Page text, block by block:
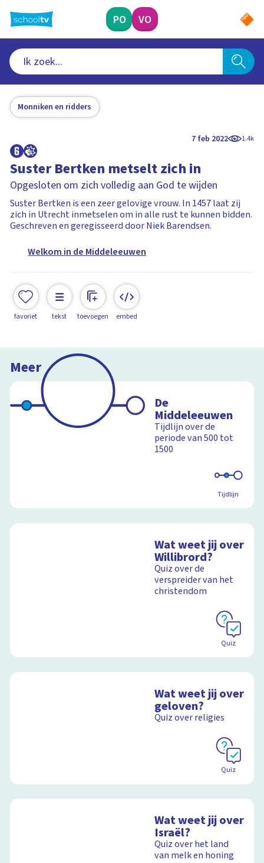
naar
hoofdinhoud
PO VO
Monniken en ridders
7 feb 2022 1.4k
Suster Bertken metselt zich in
Opgesloten om zich volledig aan God te wijden
Suster Bertken is een zeer gelovige vrouw. In 1457 laat zij
zich in Utrecht inmetselen om in alle rust te kunnen bidden.
Geschreven en geregisseerd door Niek Barendsen.
Welkom in de Middeleeuwen
favoriet tekst toevoegen embed
Meer
De
Middeleeuwen
Tijdlijn over de
periode van 500 tot
1500
Tijdlijn
Wat weet jij over
Willibrord?
Quiz over de
verspreider van het
christendom
Quiz
Wat weet jij over
geloven?
Quiz over religies
Quiz
Wat weet jij over
Israël?
Quiz over het land
van melk en honing